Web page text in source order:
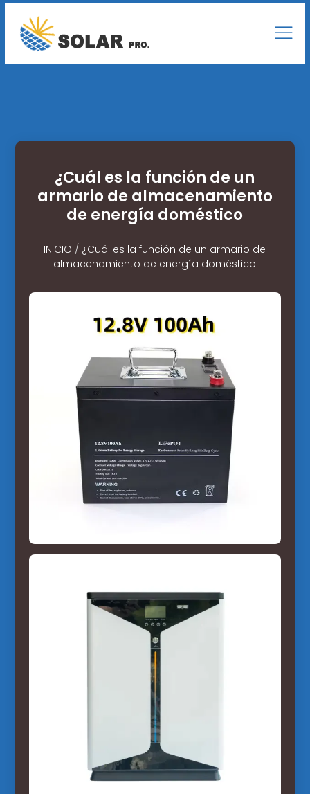
¿Cuál es la función de un
armario de almacenamiento
de energía doméstico
INICIO / ¿Cuál es la función de un armario de
almacenamiento de energía doméstico